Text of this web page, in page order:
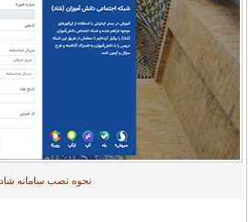
نحوه نصب سامانه شاد